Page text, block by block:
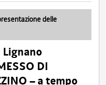
delle
DI
– a tempo